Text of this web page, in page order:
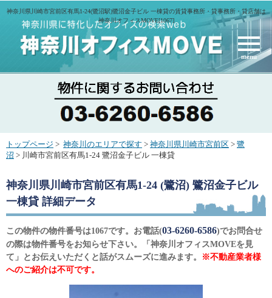
神奈川県川崎市宮前区有馬1-24(鷺沼駅)鷺沼金子ビル 一棟貸の賃貸事務所・貸事務所・貸店舗は
神奈川オフィスMOVE[1067]
menu
トップページ > 神奈川のエリアで探す > 神奈川県川崎市宮前区 > 鷺
沼 > 川崎市宮前区有馬1-24 鷺沼金子ビル 一棟貸
神奈川県川崎市宮前区有馬1-24 (鷺沼) 鷺沼金子ビル
一棟貸 詳細データ
この物件の物件番号は1067です。お電話(03-6260-6586)でお問合せ
の際は物件番号をお知らせ下さい。「神奈川オフィスMOVEを見
て」とお伝えいただくと話がスムーズに進みます。
※不動産業者様
へのご紹介は不可です。